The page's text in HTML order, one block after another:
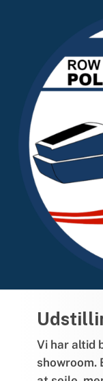
Vi har altid
showroom.